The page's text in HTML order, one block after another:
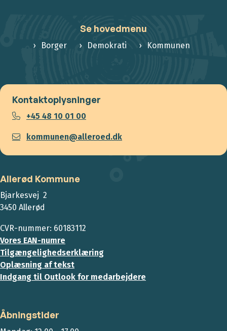
Se hovedmenu
Borger Demokrati Kommunen
Kontaktoplysninger
+45 48 10 01 00
kommunen@alleroed.dk
Allerød Kommune
Bjarkesvej 2
3450 Allerød
CVR-nummer: 60183112
Vores EAN-numre
Tilgængelighedserklæring
Oplæsning af tekst
Indgang til Outlook for medarbejdere
Åbningstider